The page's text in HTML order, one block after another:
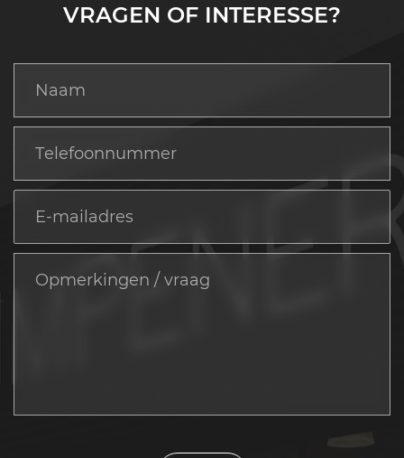
VRAGEN OF INTERESSE?